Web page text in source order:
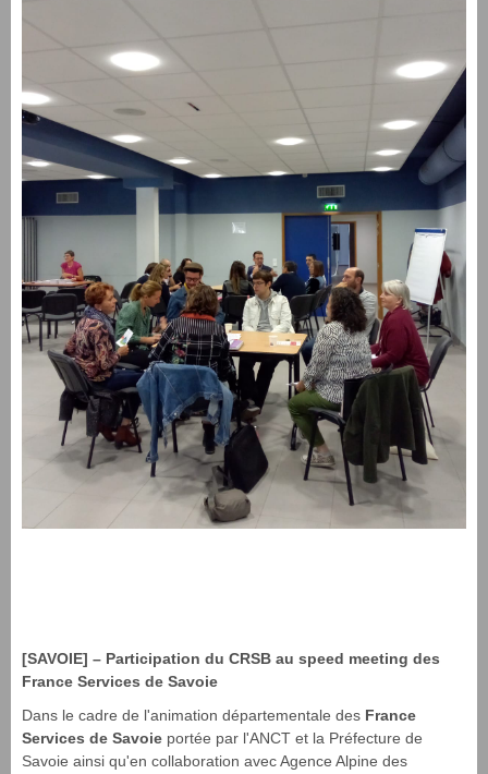
[SAVOIE] – Participation du CRSB au speed meeting des
France Services de Savoie
Dans le cadre de l'animation départementale des France
Services de Savoie portée par l'ANCT et la Préfecture de
Savoie ainsi qu'en collaboration avec Agence Alpine des